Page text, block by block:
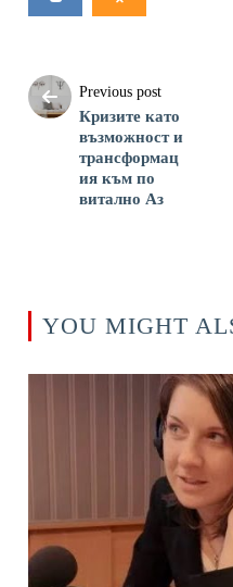
Previous post
Кризите като
възможност и
трансформац
ия към по
витално Аз
YOU MIGHT